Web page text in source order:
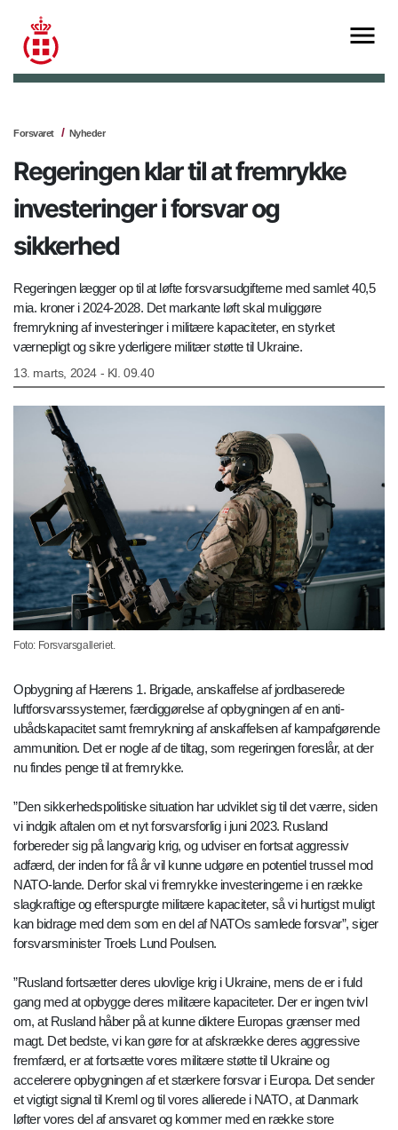
Forsvaret Nyheder
Regeringen klar til at fremrykke
investeringer i forsvar og
sikkerhed
Regeringen lægger op til at løfte forsvarsudgifterne med samlet 40,5
mia. kroner i 2024-2028. Det markante løft skal muliggøre
fremrykning af investeringer i militære kapaciteter, en styrket
værnepligt og sikre yderligere militær støtte til Ukraine.
13. marts, 2024 - Kl. 09.40
Foto: Forsvarsgalleriet.
Opbygning af Hærens 1. Brigade, anskaffelse af jordbaserede
luftforsvarssystemer, færdiggørelse af opbygningen af en anti-
ubådskapacitet samt fremrykning af anskaffelsen af kampafgørende
ammunition. Det er nogle af de tiltag, som regeringen foreslår, at der
nu findes penge til at fremrykke.
”Den sikkerhedspolitiske situation har udviklet sig til det værre, siden
vi indgik aftalen om et nyt forsvarsforlig i juni 2023. Rusland
forbereder sig på langvarig krig, og udviser en fortsat aggressiv
adfærd, der inden for få år vil kunne udgøre en potentiel trussel mod
NATO-lande. Derfor skal vi fremrykke investeringerne i en række
slagkraftige og efterspurgte militære kapaciteter, så vi hurtigst muligt
kan bidrage med dem som en del af NATOs samlede forsvar”, siger
forsvarsminister Troels Lund Poulsen.
”Rusland fortsætter deres ulovlige krig i Ukraine, mens de er i fuld
gang med at opbygge deres militære kapaciteter. Der er ingen tvivl
om, at Rusland håber på at kunne diktere Europas grænser med
magt. Det bedste, vi kan gøre for at afskrække deres aggressive
fremfærd, er at fortsætte vores militære støtte til Ukraine og
accelerere opbygningen af et stærkere forsvar i Europa. Det sender
et vigtigt signal til Kreml og til vores allierede i NATO, at Danmark
løfter vores del af ansvaret og kommer med en række store